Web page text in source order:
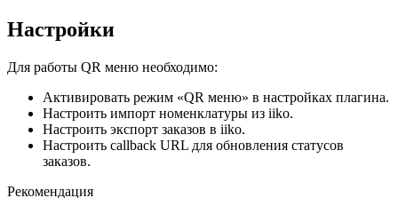
Настройки
Для работы QR меню необходимо:
Активировать режим «QR меню» в настройках плагина.
Настроить импорт номенклатуры из iiko.
Настроить экспорт заказов в iiko.
Настроить callback URL для обновления статусов
заказов.
Рекомендация